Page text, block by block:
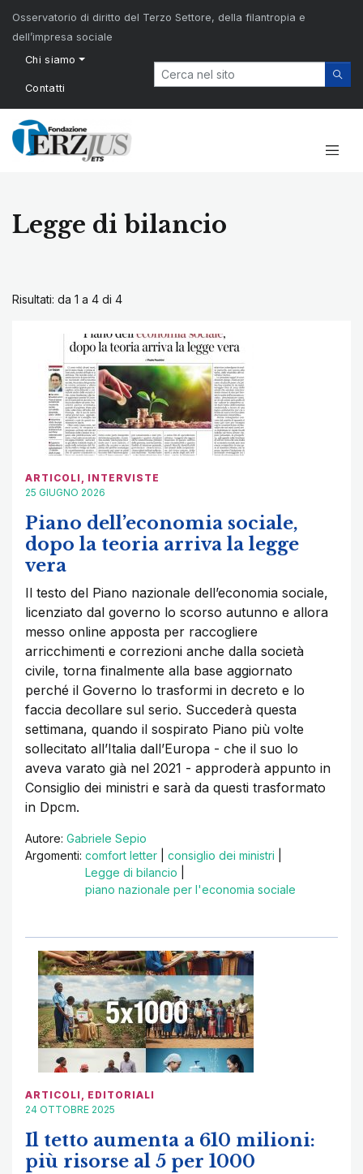
Osservatorio di diritto del Terzo Settore, della filantropia e
dell’impresa sociale
Chi siamo
Contatti
Legge di bilancio
Risultati: da 1 a 4 di 4
ARTICOLI , INTERVISTE
25 GIUGNO 2026
Piano dell’economia sociale,
dopo la teoria arriva la legge
vera
Il testo del Piano nazionale dell’economia sociale,
licenziato dal governo lo scorso autunno e allora
messo online apposta per raccogliere
arricchimenti e correzioni anche dalla società
civile, torna finalmente alla base aggiornato
perché il Governo lo trasformi in decreto e lo
faccia decollare sul serio. Succederà questa
settimana, quando il sospirato Piano più volte
sollecitato all’Italia dall’Europa - che il suo lo
aveva varato già nel 2021 - approderà appunto in
Consiglio dei ministri e sarà da questi trasformato
in Dpcm.
Autore: Gabriele Sepio
Argomenti: comfort letter consiglio dei ministri
Legge di bilancio
piano nazionale per l'economia sociale
ARTICOLI , EDITORIALI
24 OTTOBRE 2025
Il tetto aumenta a 610 milioni:
più risorse al 5 per 1000